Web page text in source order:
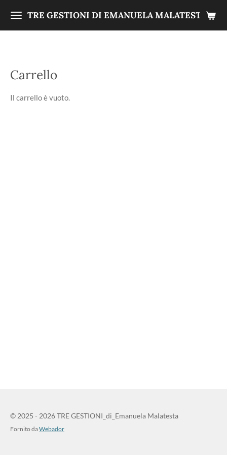
Vai
TRE GESTIONI DI EMANUELA MALATESTA
Carrello
Il carrello è vuoto.
© 2025 - 2026 TRE GESTIONI_di_Emanuela Malatesta
Fornito daWebador